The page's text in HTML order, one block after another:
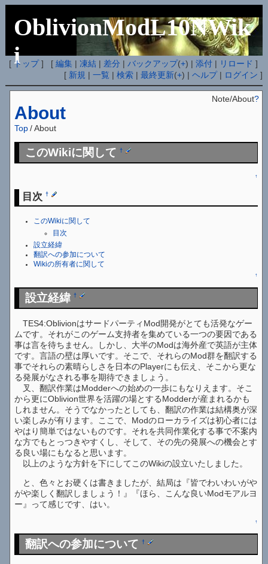
OblivionModL10NWik
i
[ トップ] [編集 |凍結 | 差分 |バックアップ(+) |添付 | リロード ]
[ 新規 |一覧 |検索 |最終更新(+) |ヘルプ| ログイン ]
About
Note/About?
Top /About
このWikiに関して†
↑
目次†
このWikiに関して
目次
設立経緯
翻訳への参加について
Wikiの所有者に関して
↑
設立経緯†
TES4:OblivionはサードパーティMod開発がとても活発なゲー
ムです。それがこのゲーム支持者を集めている一つの要因である
事は言を待ちません。しかし、大半のModは海外産で英語が主体
です。言語の壁は厚いです。そこで、それらのMod群を翻訳する
事でそれらの素晴らしさを日本のPlayerにも伝え、そこから更な
る発展がなされる事を期待できましょう。
叉、翻訳作業はModderへの始めの一歩にもなりえます。そこ
から更にOblivion世界を活躍の場とするModderが産まれるかも
しれません。そうでなかったとしても、翻訳の作業は結構奥が深
い楽しみが有ります。ここで、Modのローカライズは初心者には
やはり簡単ではないものです。それを共同作業化する事で不案内
な方でもとっつきやすくし、そして、その先の発展への機会とす
る良い場にもなると思います。
以上のような方針を下にしてこのWikiの設立いたしました。
と、色々とお硬くは書きましたが、結局は『皆でわいわいがや
がや楽しく翻訳しましょう！』『ほら、こんな良いModモアルヨ
ー』って感じです、はい。
↑
翻訳への参加について†